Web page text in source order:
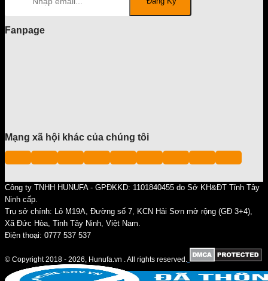
Fanpage
Mạng xã hội khác của chúng tôi
Công ty TNHH HUNUFA - GPĐKKD: 1101840455 do Sở KH&ĐT Tỉnh Tây
Ninh cấp.
Trụ sở chính: Lô M19A, Đường số 7, KCN Hải Sơn mở rộng (GĐ 3+4),
Xã Đức Hòa, Tỉnh Tây Ninh, Việt Nam.
Điện thoại: 0777 537 537
© Copyright 2018 - 2026, Hunufa.vn . All rights reserved.